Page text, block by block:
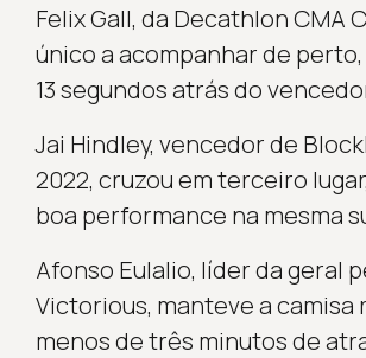
Felix Gall, da Decathlon CMA
único a acompanhar de
13 segundos atrás do
Jai Hindley, vencedor de
2022, cruzou em terceiro
boa performance na mesma
Afonso Eulalio, líder da geral
Victorious, manteve a camisa
menos de três minutos de